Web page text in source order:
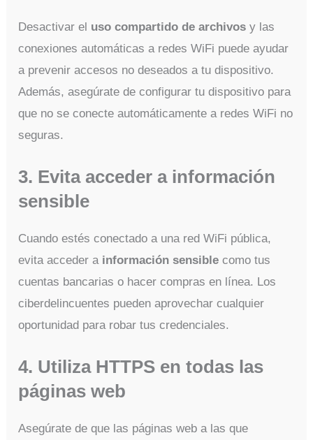
Desactivar el uso compartido de archivos y las
conexiones automáticas a redes WiFi puede ayudar
a prevenir accesos no deseados a tu dispositivo.
Además, asegúrate de configurar tu dispositivo para
que no se conecte automáticamente a redes WiFi no
seguras.
3. Evita acceder a información
sensible
Cuando estés conectado a una red WiFi pública,
evita acceder a información sensible como tus
cuentas bancarias o hacer compras en línea. Los
ciberdelincuentes pueden aprovechar cualquier
oportunidad para robar tus credenciales.
4. Utiliza HTTPS en todas las
páginas web
Asegúrate de que las páginas web a las que